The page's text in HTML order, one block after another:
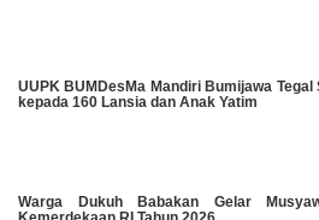
UUPK BUMDesMa Mandiri Bumijawa
kepada 160 Lansia dan Anak Yatim
Warga Dukuh Babakan Gelar